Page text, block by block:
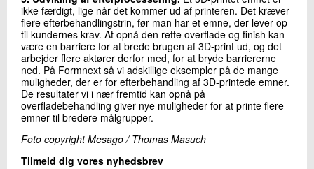
ikke færdigt, lige når det kommer ud af printeren. Det kræver
flere efterbehandlingstrin, før man har et emne, der lever op
til kundernes krav. At opnå den rette overflade og finish kan
være en barriere for at brede brugen af 3D-print ud, og det
arbejder flere aktører derfor med, for at bryde barriererne
ned. På Formnext så vi adskillige eksempler på de mange
muligheder, der er for efterbehandling af 3D-printede emner.
De resultater vi i nær fremtid kan opnå på
overfladebehandling giver nye muligheder for at printe flere
emner til bredere målgrupper.
Foto copyright Mesago / Thomas Masuch
Tilmeld dig vores nyhedsbrev